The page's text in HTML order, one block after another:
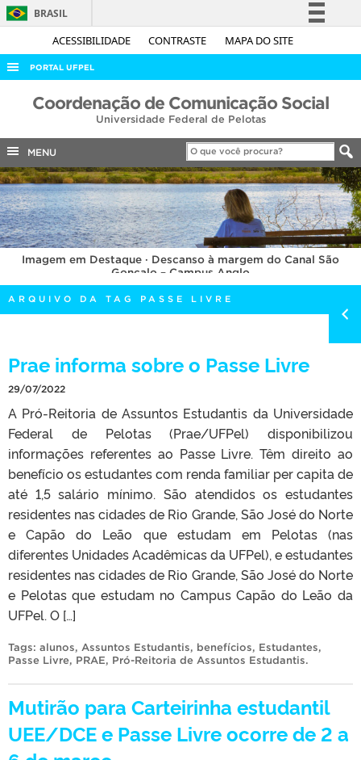
ACESSIBILIDADE CONTRASTE MAPA DO SITE
BRASIL
Simplifique!
Acesso à informação
Legislação
Canais
PORTAL UFPEL
ACESSO À INFORMAÇÃO
COBALTO
CONCURSOS
EDITAIS
INTERNACIONAL
OUVIDORIA
PORTARIAS
TELEFONES
Coordenação de Comunicação Social
Universidade Federal de Pelotas
MENU
Imagem em Destaque · Descanso à margem do Canal São
Gonçalo – Campus Anglo
ARQUIVO DA TAG PASSE LIVRE
Prae informa sobre o Passe Livre
29/07/2022
A Pró-Reitoria de Assuntos Estudantis da Universidade
Federal de Pelotas (Prae/UFPel) disponibilizou
informações referentes ao Passe Livre. Têm direito ao
benefício os estudantes com renda familiar per capita de
até 1,5 salário mínimo. São atendidos os estudantes
residentes nas cidades de Rio Grande, São José do Norte
e Capão do Leão que estudam em Pelotas (nas
diferentes Unidades Acadêmicas da UFPel), e estudantes
residentes nas cidades de Rio Grande, São José do Norte
e Pelotas que estudam no Campus Capão do Leão da
UFPel. O […]
Tags: alunos, Assuntos Estudantis, benefícios, Estudantes,
Passe Livre, PRAE, Pró-Reitoria de Assuntos Estudantis.
Mutirão para Carteirinha estudantil
UEE/DCE e Passe Livre ocorre de 2 a